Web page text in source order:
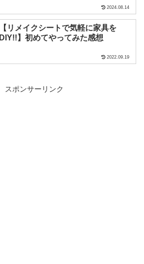
2024.08.14
【リメイクシートで気軽に家具を
DIY!!】初めてやってみた感想
2022.09.19
スポンサーリンク